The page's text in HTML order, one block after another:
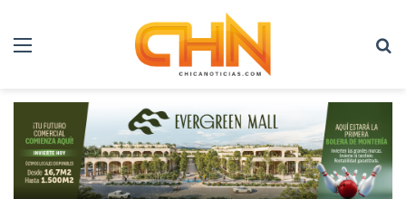
Menú